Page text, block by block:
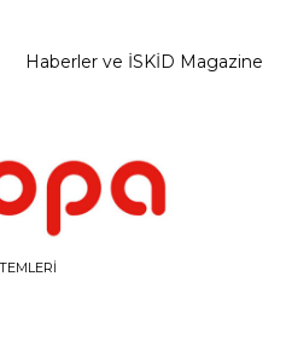
Haberler ve İSKİD Magazine